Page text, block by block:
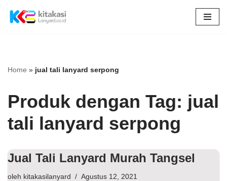
Home » jual tali lanyard serpong
Produk dengan Tag: jual
tali lanyard serpong
Jual Tali Lanyard Murah Tangsel
oleh kitakasilanyard Agustus 12, 2021